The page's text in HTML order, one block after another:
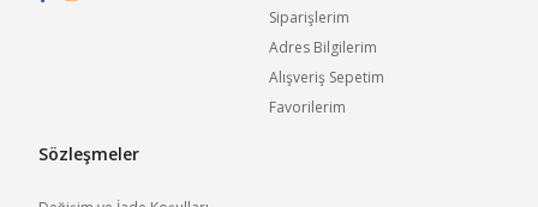
Siparişlerim
Adres Bilgilerim
Alışveriş Sepetim
Favorilerim
Sözleşmeler